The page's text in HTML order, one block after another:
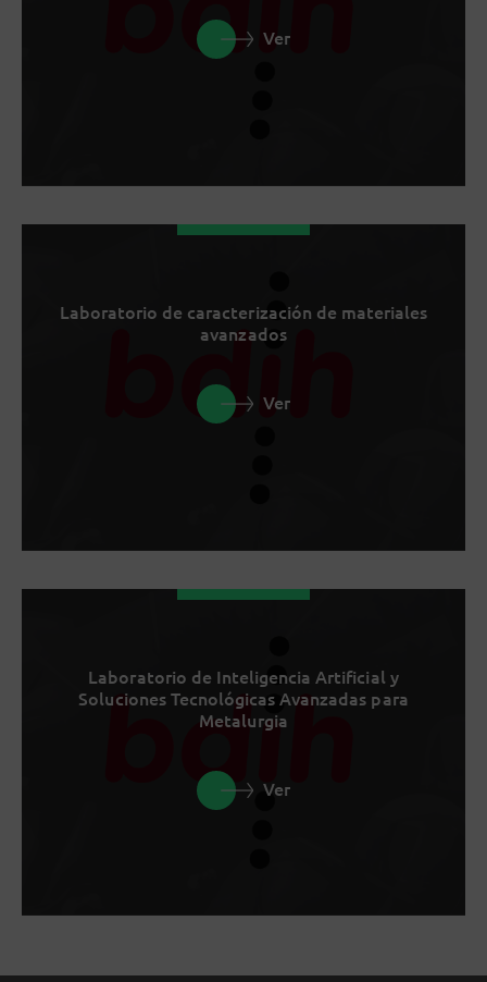
Ver
Laboratorio de caracterización de materiales
avanzados
Ver
Laboratorio de Inteligencia Artificial y
Soluciones Tecnológicas Avanzadas para
Metalurgia
Ver